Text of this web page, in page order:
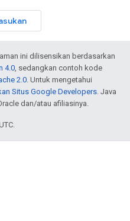
ini dilisensikan berdasarkan
4.0, sedangkan contoh kode
2.0. Untuk mengetahui
Situs Google Developers. Java
dan/atau afiliasinya.